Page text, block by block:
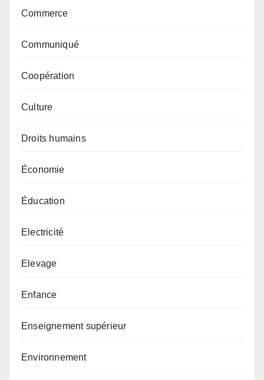
Commerce
Communiqué
Coopération
Culture
Droits humains
Économie
Éducation
Electricité
Elevage
Enfance
Enseignement supérieur
Environnement